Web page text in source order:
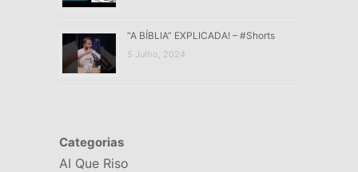
“A BÍBLIA” EXPLICADA! – #Shorts
5 Julho, 2024
Categorias
AI Que Riso